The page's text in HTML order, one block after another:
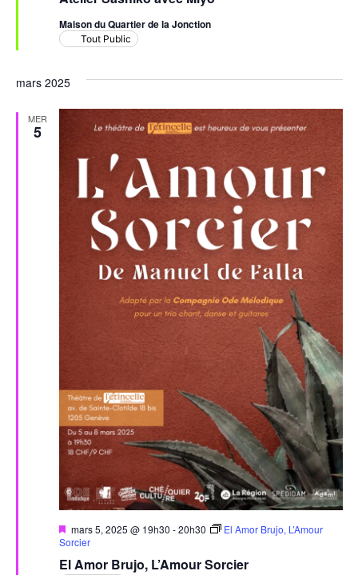
Maison du Quartier de la Jonction
Tout Public
mars 2025
MER
5
El Amor Brujo, L’Amour Sorcier
Mis
en
mars 5, 2025 @ 19h30 -20h30
El Amor Brujo, L’Amour
Sorcier